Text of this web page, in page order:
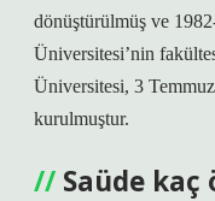
dönüştürülmüş ve
Üniversitesi’nin
Üniversitesi, 3
kurulmuştur.
Saüde kaç